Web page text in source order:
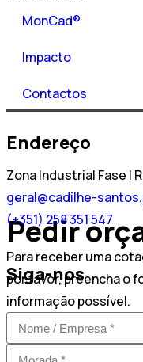
MonCad®
Impacto
Contactos
Endereço
Zona Industrial Fase I
geral@cadilhe-
(+351) 258 351 547
Siga-nos
Pedir
Para receber uma
por favor, preencha o
informação possível.